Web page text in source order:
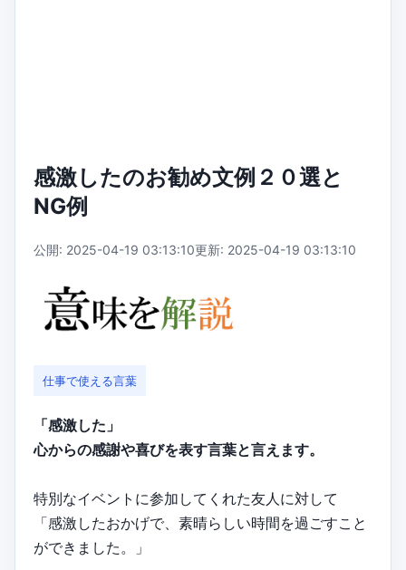
感激したのお勧め文例２０選と
NG例
公開: 2025-04-19 03:13:10更新: 2025-04-19 03:13:10
仕事で使える言葉
「感激した」
心からの感謝や喜びを表す言葉と言えます。
特別なイベントに参加してくれた友人に対して
「感激したおかげで、素晴らしい時間を過ごすこと
ができました。」